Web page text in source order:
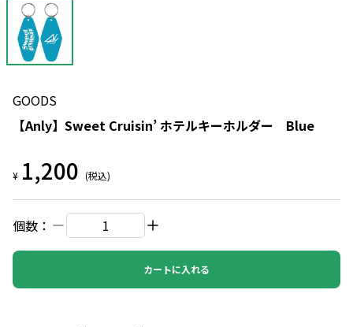
GOODS
【Anly】Sweet Cruisin’ ホテルキーホルダー Blue
¥ 1,200 (税込)
個数：
カートに入れる